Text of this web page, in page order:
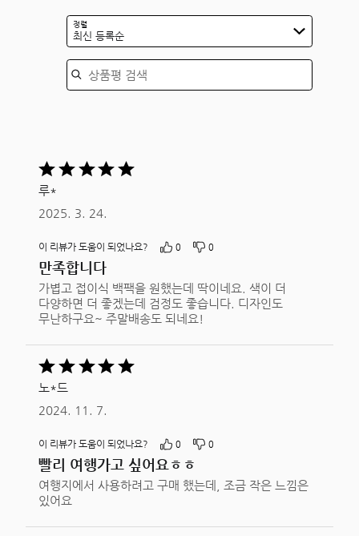
정렬
최신 등록순
상품평 검색
5
중
5평가됨
루*
2025. 3. 24.
이 리뷰가 도움이 되었나요? 0 0
만족합니다
가볍고 접이식 백팩을 원했는데 딱이네요. 색이 더
다양하면 더 좋겠는데 검정도 좋습니다. 디자인도
무난하구요~ 주말배송도 되네요!
5
중
5평가됨
노*드
2024. 11. 7.
이 리뷰가 도움이 되었나요? 0 0
빨리 여행가고 싶어요ㅎㅎ
여행지에서 사용하려고 구매 했는데, 조금 작은 느낌은
있어요